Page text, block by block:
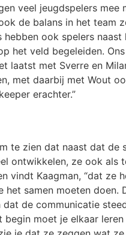
veel jeugdspelers mee
de balans in het team
hebben ook spelers naast
het veld begeleiden.
laatst met Sverre en
met daarbij met Wout
erachter.”
te zien dat naast dat de
ontwikkelen, ze ook als
vindt Kaagman, “dat ze
het samen moeten doen.
dat de communicatie
begin moet je elkaar leren